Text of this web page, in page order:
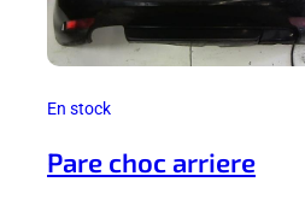
En stock
Pare choc arriere